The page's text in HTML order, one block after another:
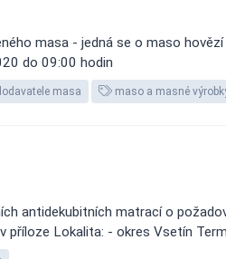
masa - jedná se o maso
do 09:00 hodin
masa maso a masné
antidekubitních matrací o
Lokalita: - okres Vsetín